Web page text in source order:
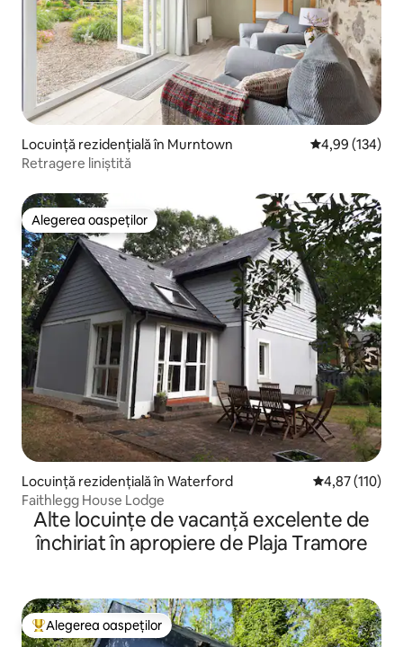
Locuință rezidențială în Murntown Scor mediu de
4,99 (134)
Retragere liniștită
Alegerea oaspeților
Alegerea oaspeților
Locuință rezidențială în Waterford Scor mediu
4,87 (110)
Faithlegg House Lodge
Alte locuințe de vacanță excelente de
închiriat în apropiere de Plaja Tramore
Locuință din topul categoriei Alegerea oaspeților
Alegerea oaspeților